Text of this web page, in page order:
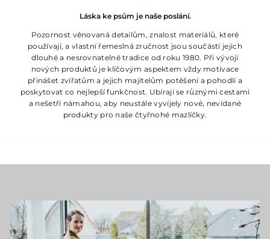
Láska ke psům je naše poslání.
Pozornost věnovaná detailům, znalost materiálů, které
používají, a vlastní řemeslná zručnost jsou součástí jejich
dlouhé a nesrovnatelné tradice od roku 1980. Při vývoji
nových produktů je klíčovým aspektem vždy motivace
přinášet zvířatům a jejich majitelům potěšení a pohodlí a
poskytovat co nejlepší funkčnost. Ubírají se různými cestami
a nešetří námahou, aby neustále vyvíjely nové, nevídané
produkty pro naše čtyřnohé mazlíčky.